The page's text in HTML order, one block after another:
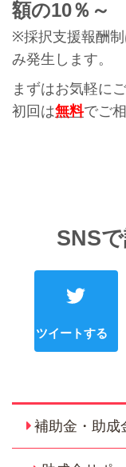
額の10％～
※採択支援報酬
み発生します。
まずはお気軽に
初回は無料でご
補助金・助成